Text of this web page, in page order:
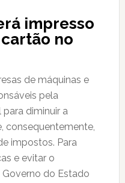
impresso
no
de máquinas e
pela
diminuir a
consequentemente,
impostos. Para
e evitar o
do Estado